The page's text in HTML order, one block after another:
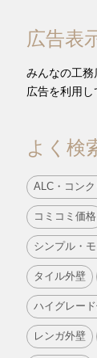
広告表
みんなの工務
広告を利用し
よく検
ALC・コン
コミコミ価格
シンプル・
タイル外壁
ハイグレー
レンガ外壁